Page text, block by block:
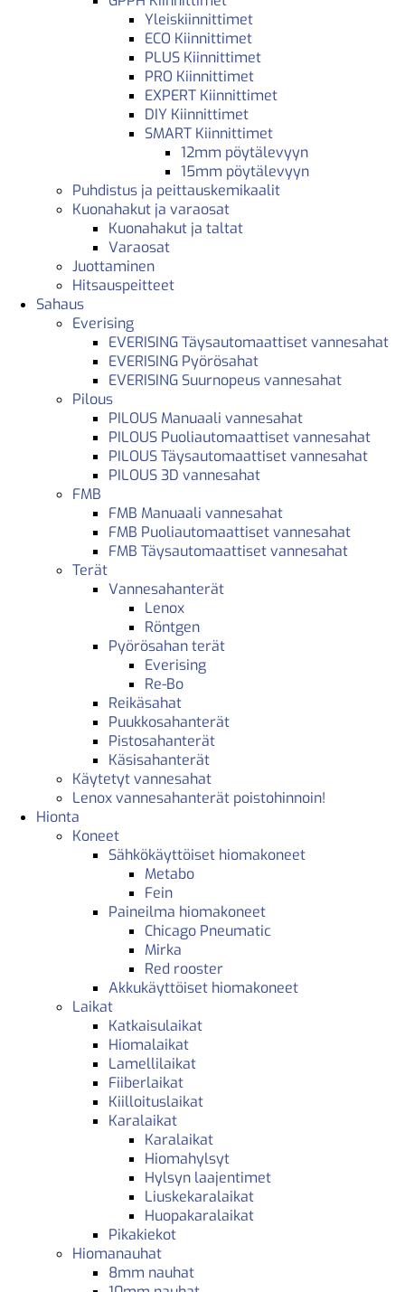
Yleiskiinnittimet
ECO Kiinnittimet
PLUS Kiinnittimet
PRO Kiinnittimet
EXPERT Kiinnittimet
DIY Kiinnittimet
SMART Kiinnittimet
12mm pöytälevyyn
15mm pöytälevyyn
Puhdistus ja peittauskemikaalit
Kuonahakut ja varaosat
Kuonahakut ja taltat
Varaosat
Juottaminen
Hitsauspeitteet
Sahaus
Everising
EVERISING Täysautomaattiset vannesahat
EVERISING Pyörösahat
EVERISING Suurnopeus vannesahat
Pilous
PILOUS Manuaali vannesahat
PILOUS Puoliautomaattiset vannesahat
PILOUS Täysautomaattiset vannesahat
PILOUS 3D vannesahat
FMB
FMB Manuaali vannesahat
FMB Puoliautomaattiset vannesahat
FMB Täysautomaattiset vannesahat
Terät
Vannesahanterät
Lenox
Röntgen
Pyörösahan terät
Everising
Re-Bo
Reikäsahat
Puukkosahanterät
Pistosahanterät
Käsisahanterät
Käytetyt vannesahat
Lenox vannesahanterät poistohinnoin!
Hionta
Koneet
Sähkökäyttöiset hiomakoneet
Metabo
Fein
Paineilma hiomakoneet
Chicago Pneumatic
Mirka
Red rooster
Akkukäyttöiset hiomakoneet
Laikat
Katkaisulaikat
Hiomalaikat
Lamellilaikat
Fiiberlaikat
Kiilloituslaikat
Karalaikat
Karalaikat
Hiomahylsyt
Hylsyn laajentimet
Liuskekaralaikat
Huopakaralaikat
Pikakiekot
Hiomanauhat
8mm nauhat